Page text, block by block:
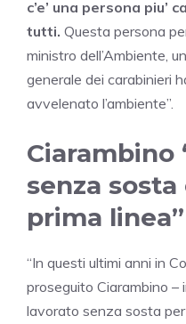
c’e’ una persona piu’
tutti. Questa persona
ministro dell’Ambiente,
generale dei carabinieri
avvelenato l’ambiente”.
Ciarambino
senza
prima linea”
“In questi ultimi anni in
proseguito Ciarambino –
lavorato senza sosta